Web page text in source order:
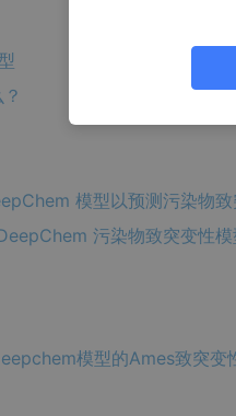
模型以预测污染物致
污染物致突变性模
模型的Ames致突变